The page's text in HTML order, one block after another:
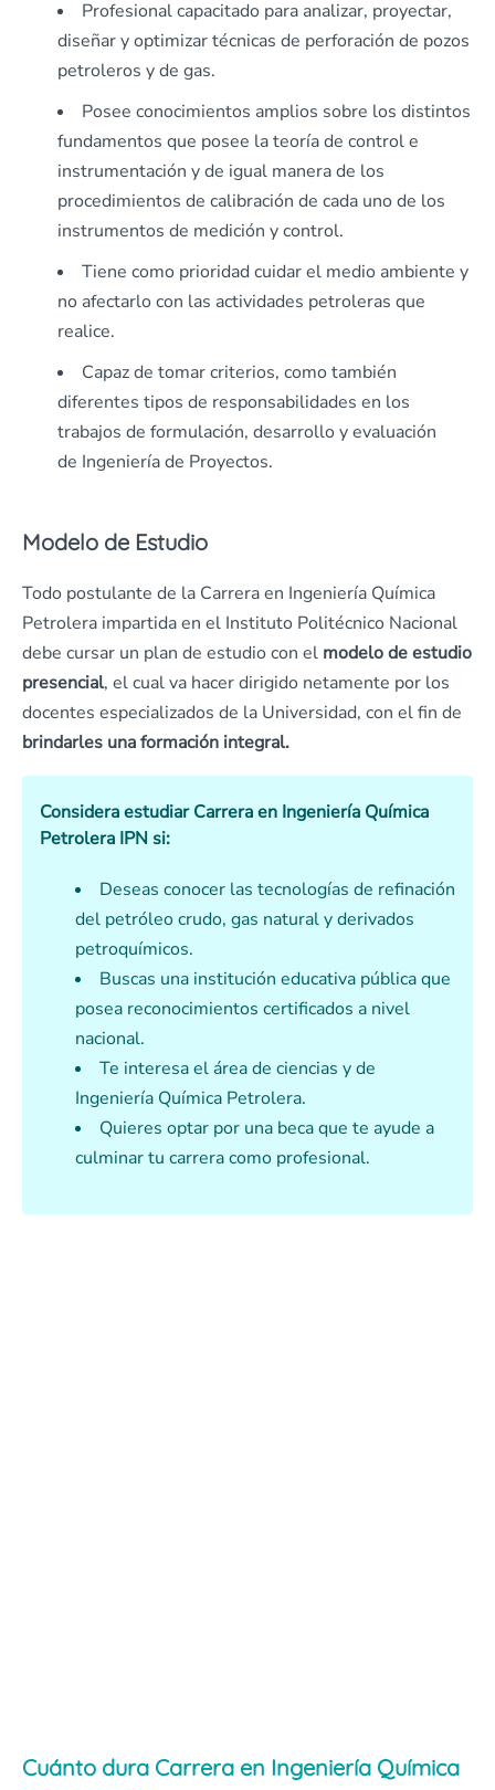
Profesional capacitado para analizar, proyectar,
diseñar y optimizar técnicas de perforación de pozos
petroleros y de gas.
Posee conocimientos amplios sobre los distintos
fundamentos que posee la teoría de control e
instrumentación y de igual manera de los
procedimientos de calibración de cada uno de los
instrumentos de medición y control.
Tiene como prioridad cuidar el medio ambiente y
no afectarlo con las actividades petroleras que
realice.
Capaz de tomar criterios, como también
diferentes tipos de responsabilidades en los
trabajos de formulación, desarrollo y evaluación
de Ingeniería de Proyectos.
Modelo de Estudio
Todo postulante de la Carrera en Ingeniería Química
Petrolera impartida en el Instituto Politécnico Nacional
debe cursar un plan de estudio con el modelo de estudio
presencial, el cual va hacer dirigido netamente por los
docentes especializados de la Universidad, con el fin de
brindarles una formación integral.
Considera estudiar Carrera en Ingeniería Química
Petrolera IPN si:
Deseas conocer las tecnologías de refinación
del petróleo crudo, gas natural y derivados
petroquímicos.
Buscas una institución educativa pública que
posea reconocimientos certificados a nivel
nacional.
Te interesa el área de ciencias y de
Ingeniería Química Petrolera.
Quieres optar por una beca que te ayude a
culminar tu carrera como profesional.
Cuánto dura Carrera en Ingeniería Química